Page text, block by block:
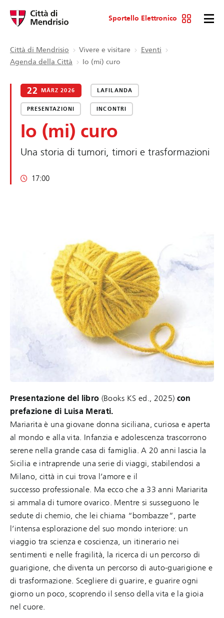
Sportello Elettronico
Città di Mendrisio Vivere e visitare
Eventi
Agenda della Città
Io (mi) curo
22 MÄRZ 2026 LAFILANDA
PRESENTAZIONI INCONTRI
Io (mi) curo
Una storia di tumori, timori e trasformazioni
17:00
Presentazione del libro (Books KS ed., 2025) con
prefazione di Luisa Merati.
Mariarita è una giovane donna siciliana, curiosa e aperta
al mondo e alla vita. Infanzia e adolescenza trascorrono
serene nella grande casa di famiglia. A 20 anni lascia la
Sicilia e intraprende una serie di viaggi, stabilendosi a
Milano, città in cui trova l’amore e il
successo professionale. Ma ecco che a 33 anni Mariarita
si ammala di tumore ovarico. Mentre si susseguono le
sedute di chemio, che lei chiama “bombazze”, parte
l’intensa esplorazione del suo mondo interiore: un
viaggio tra scienza e coscienza, un itinerario nei
sentimenti e nelle fragilità, la ricerca di un percorso di
guarigione, che diventa un percorso di auto-guarigione e
di trasformazione. Scegliere di guarire, e guarire ogni
giorno un poco, scoprendo il senso della vita e la gioia
nel cuore.